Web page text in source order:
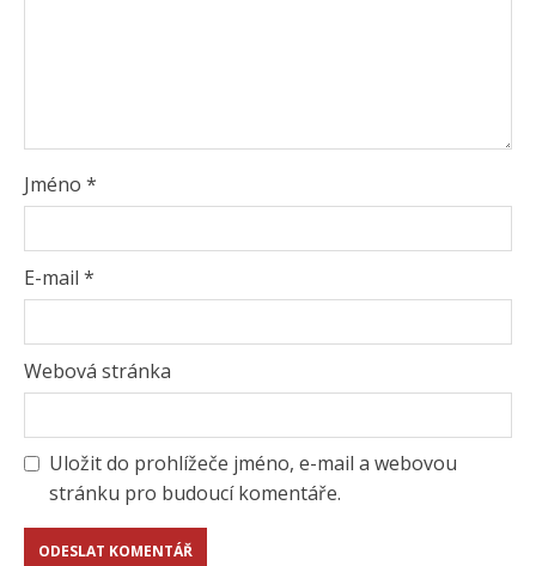
Jméno *
E-mail *
Webová stránka
Uložit do prohlížeče jméno, e-mail a webovou
stránku pro budoucí komentáře.